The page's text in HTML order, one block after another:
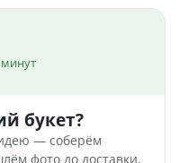
минут
букет?
— соберём
фото до доставки.